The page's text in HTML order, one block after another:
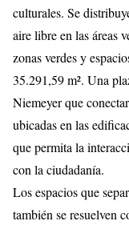
culturales. Se
aire libre en las áreas
zonas verdes y
35.291,59 m². Una
Niemeyer que
ubicadas en las
que permita la
con la ciudadanía.
Los espacios que
también se resuelven